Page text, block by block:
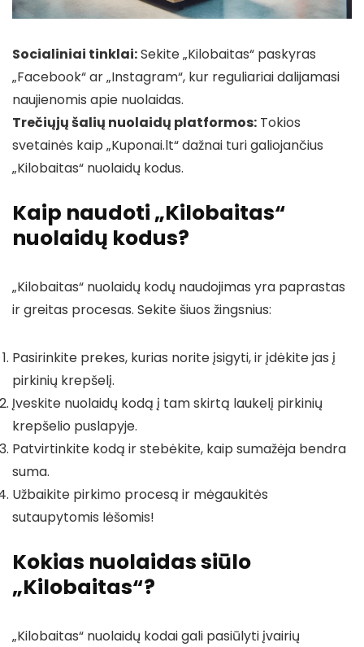
Socialiniai tinklai:Sekite „Kilobaitas“ paskyras
„Facebook“ ar „Instagram“, kur reguliariai dalijamasi
naujienomis apie nuolaidas.
Trečiųjų šalių nuolaidų platformos: Tokios
svetainės kaip „Kuponai.lt“ dažnai turi galiojančius
„Kilobaitas“ nuolaidų kodus.
Kaip naudoti „Kilobaitas“
nuolaidų kodus?
„Kilobaitas“ nuolaidų kodų naudojimas yra paprastas
ir greitas procesas. Sekite šiuos žingsnius:
Pasirinkite prekes, kurias norite įsigyti, ir įdėkite jas į
pirkinių krepšelį.
Įveskite nuolaidų kodą į tam skirtą laukelį pirkinių
krepšelio puslapyje.
Patvirtinkite kodą ir stebėkite, kaip sumažėja bendra
suma.
Užbaikite pirkimo procesą ir mėgaukitės
sutaupytomis lėšomis!
Kokias nuolaidas siūlo
„Kilobaitas“?
„Kilobaitas“ nuolaidų kodai gali pasiūlyti įvairių